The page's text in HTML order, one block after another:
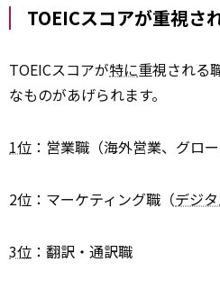
TOEICスコアが重視さ
TOEICスコアが特に重視される
なものがあげられます。
1位 ：営業職（海外営業、グロー
2位：マーケティング職（デジ
3位 ：翻訳・通訳職